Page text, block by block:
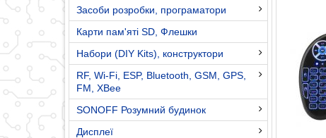
Засоби розробки, програматори
Карти пам'яті SD, Флешки
Набори (DIY Kits), конструктори
RF, Wi-Fi, ESP, Bluetooth, GSM, GPS,
FM, XBee
SONOFF Розумний будинок
Дисплеї